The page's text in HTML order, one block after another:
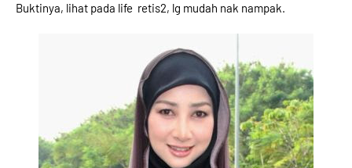
Buktinya, lihat pada life retis2, lg mudah nak nampak.